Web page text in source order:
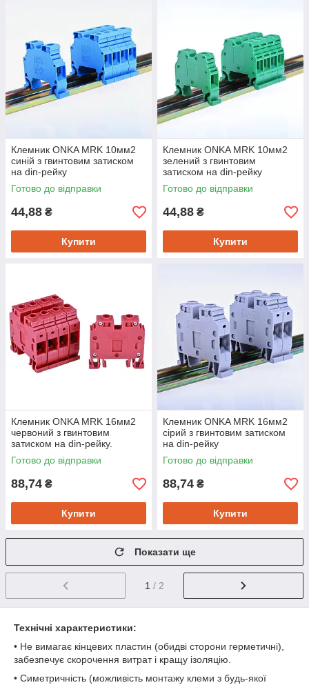
Клемник ONKA MRK 10мм2
синій з гвинтовим затиском
на din-рейку
Готово до відправки
44,88 ₴
Купити
Клемник ONKA MRK 10мм2
зелений з гвинтовим
затиском на din-рейку
Готово до відправки
44,88 ₴
Купити
Клемник ONKA MRK 16мм2
червоний з гвинтовим
затиском на din-рейку.
Готово до відправки
88,74 ₴
Купити
Клемник ONKA MRK 16мм2
сірий з гвинтовим затиском
на din-рейку
Готово до відправки
88,74 ₴
Купити
Показати ще
1 / 2
Технічні характеристики:
• Не вимагає кінцевих пластин (обидві сторони герметичні),
забезпечує скорочення витрат і кращу ізоляцію.
• Симетричність (можливість монтажу клеми з будь-якої